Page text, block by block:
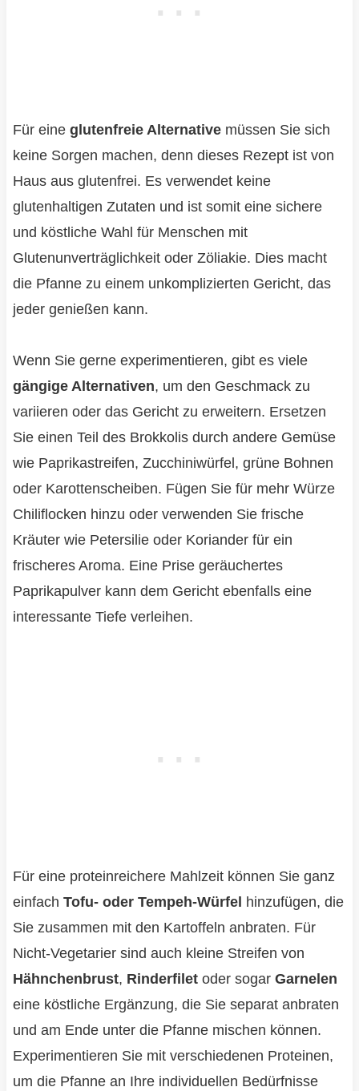
Für eine glutenfreie Alternativemüssen Sie sich
keine Sorgen machen, denn dieses Rezept ist von
Haus aus glutenfrei. Es verwendet keine
glutenhaltigen Zutaten und ist somit eine sichere
und köstliche Wahl für Menschen mit
Glutenunverträglichkeit oder Zöliakie. Dies macht
die Pfanne zu einem unkomplizierten Gericht, das
jeder genießen kann.
Wenn Sie gerne experimentieren, gibt es viele
gängige Alternativen, um den Geschmack zu
variieren oder das Gericht zu erweitern. Ersetzen
Sie einen Teil des Brokkolis durch andere Gemüse
wie Paprikastreifen, Zucchiniwürfel, grüne Bohnen
oder Karottenscheiben. Fügen Sie für mehr Würze
Chiliflocken hinzu oder verwenden Sie frische
Kräuter wie Petersilie oder Koriander für ein
frischeres Aroma. Eine Prise geräuchertes
Paprikapulver kann dem Gericht ebenfalls eine
interessante Tiefe verleihen.
Für eine proteinreichere Mahlzeit können Sie ganz
einfach Tofu- oder Tempeh-Würfel hinzufügen, die
Sie zusammen mit den Kartoffeln anbraten. Für
Nicht-Vegetarier sind auch kleine Streifen von
Hähnchenbrust, Rinderfiletoder sogar Garnelen
eine köstliche Ergänzung, die Sie separat anbraten
und am Ende unter die Pfanne mischen können.
Experimentieren Sie mit verschiedenen Proteinen,
um die Pfanne an Ihre individuellen Bedürfnisse